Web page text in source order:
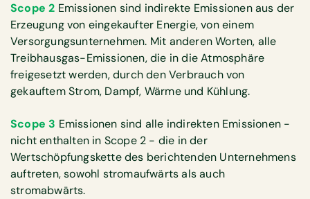
Scope 2 Emissionen sind indirekte Emissionen aus der
Erzeugung von eingekaufter Energie, von einem
Versorgungsunternehmen. Mit anderen Worten, alle
Treibhausgas-Emissionen, die in die Atmosphäre
freigesetzt werden, durch den Verbrauch von
gekauftem Strom, Dampf, Wärme und Kühlung.
Scope 3 Emissionen sind alle indirekten Emissionen -
nicht enthalten in Scope 2 - die in der
Wertschöpfungskette des berichtenden Unternehmens
auftreten, sowohl stromaufwärts als auch
stromabwärts.